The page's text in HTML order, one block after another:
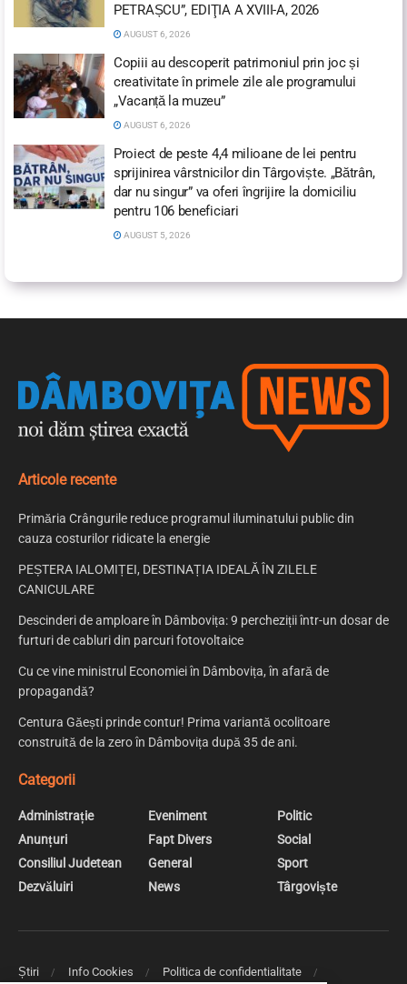
PETRAȘCU”, EDIŢIA A XVIII-A, 2026
AUGUST 6, 2026
Copiii au descoperit patrimoniul prin joc și
creativitate în primele zile ale programului
„Vacanță la muzeu”
AUGUST 6, 2026
Proiect de peste 4,4 milioane de lei pentru
sprijinirea vârstnicilor din Târgoviște. „Bătrân,
dar nu singur” va oferi îngrijire la domiciliu
pentru 106 beneficiari
AUGUST 5, 2026
Articole recente
Primăria Crângurile reduce programul iluminatului public din
cauza costurilor ridicate la energie
PEȘTERA IALOMIȚEI, DESTINAȚIA IDEALĂ ÎN ZILELE
CANICULARE
Descinderi de amploare în Dâmbovița: 9 percheziții într-un dosar de
furturi de cabluri din parcuri fotovoltaice
Cu ce vine ministrul Economiei în Dâmbovița, în afară de
propagandă?
Centura Găești prinde contur! Prima variantă ocolitoare
construită de la zero în Dâmbovița după 35 de ani.
Categorii
Administrație
Anunțuri
Consiliul Judetean
Dezvăluiri
Eveniment
Fapt Divers
General
News
Politic
Social
Sport
Târgoviște
Știri Info Cookies Politica de confidentialitate